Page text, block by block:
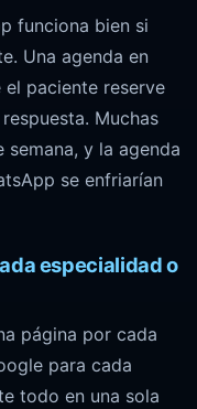
funciona bien si
Una agenda en
el paciente reserve
Muchas
y la agenda
se enfriarían
especialidad o
página por cada
para cada
todo en una sola